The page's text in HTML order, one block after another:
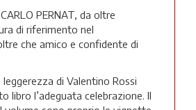
PERNAT, da oltre
di riferimento nel
che amico e confidente di
leggerezza di Valentino Rossi
libro l’adeguata celebrazione. Il